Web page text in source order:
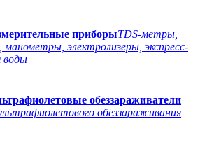
приборыTDS-метры,
электролизеры, экспресс-
воды
обеззараживатели
обеззараживания